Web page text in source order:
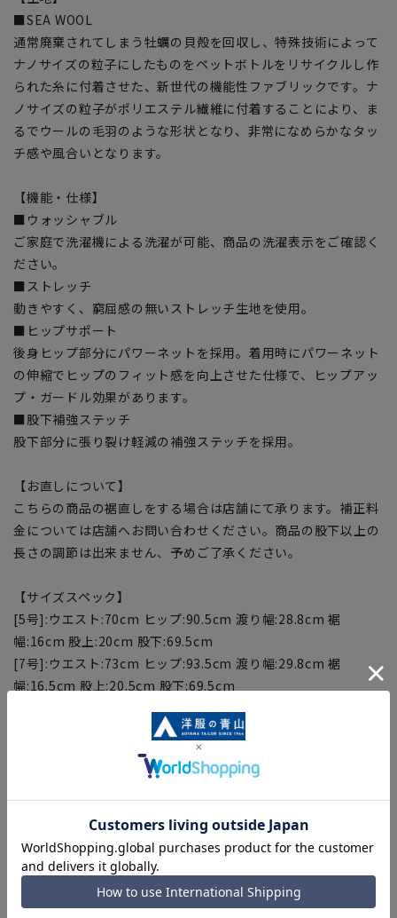
■SEA WOOL
通常廃棄されてしまう牡蠣の貝殻を回収し、特殊技術によって
ナノサイズの粒子にしたものをペットボトルをリサイクルし作
られた糸に付着させた、新世代の機能性ファブリックです。ナ
ノサイズの粒子がポリエステル繊維に付着することにより、ま
るでウールの毛羽のような形状となり、非常になめらかなタッ
チ感や風合いとなります。
【機能・仕様】
■ウォッシャブル
ご家庭で洗濯機による洗濯が可能、商品の洗濯表示をご確認く
ださい。
■ストレッチ
動きやすく、窮屈感の無いストレッチ生地を使用。
■ヒップサポート
後身ヒップ部分にパワーネットを採用。着用時にパワーネット
の伸縮でヒップのフィット感を向上させた仕様で、ヒップアッ
プ・ガードル効果があります。
■股下補強ステッチ
股下部分に張り裂け軽減の補強ステッチを採用。
【お直しについて】
こちらの商品の裾直しをする場合は店舗にて承ります。補正料
金については店舗へお問い合わせください。商品の股下以上の
長さの調節は出来ません、予めご了承ください。
【サイズスペック】
[5号]:ウエスト:70cm ヒップ:90.5cm 渡り幅:28.8cm 裾
幅:16cm 股上:20cm 股下:69.5cm
[7号]:ウエスト:73cm ヒップ:93.5cm 渡り幅:29.8cm 裾
幅:16.5cm 股上:20.5cm 股下:69.5cm
[9号]:ウエスト:76cm ヒップ:96.5cm 渡り幅:30.8cm 裾
幅:17cm 股上:21cm 股下:71.5cm
[11号]:ウエスト:79cm ヒップ:99.5cm 渡り幅:31.8cm 裾
幅:17.5cm 股上:21.5cm 股下:71.5cm
[13号]:ウエスト:82cm ヒップ:102.5cm 渡り幅:32.8cm 裾
幅:18cm 股上:22cm 股下:73.5cm
[15号]:ウエスト:85cm ヒップ:105.5cm 渡り幅:33.8cm 裾
幅:18.5cm 股上:22.5cm 股下:73.5cm
[17号]:ウエスト:88cm ヒップ:110.5cm 渡り幅:37.3cm 裾
幅:18.5cm 股上:23.2cm 股下:73.5cm